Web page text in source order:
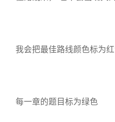
我会把最佳路线颜色标为
每一章的题目标为绿色